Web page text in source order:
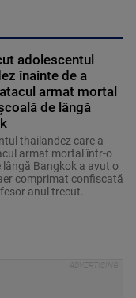
adolescentul
înainte de a
armat mortal
de lângă
thailandez care a
armat mortal într-o
lângă Bangkok a avut o
comprimat confiscată
anul trecut.